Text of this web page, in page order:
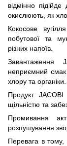
відмінно
окислюють, як
Кокосове
побутової та
різних напоїв.
Завантаження
неприємний смак
хлору та органіки.
Продукт
щільністю та
Промивання
розпушування
Перевага в тому,